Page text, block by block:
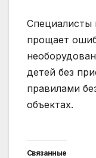
Специалисты
прощает
детей без
правилами
объектах.
Связанные